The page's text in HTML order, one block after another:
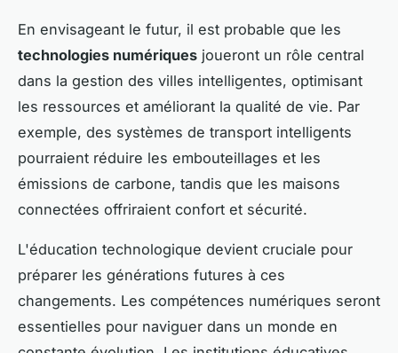
En envisageant le futur, il est probable que les
technologies numériques joueront un rôle central
dans la gestion des villes intelligentes, optimisant
les ressources et améliorant la qualité de vie. Par
exemple, des systèmes de transport intelligents
pourraient réduire les embouteillages et les
émissions de carbone, tandis que les maisons
connectées offriraient confort et sécurité.
L'éducation technologique devient cruciale pour
préparer les générations futures à ces
changements. Les compétences numériques seront
essentielles pour naviguer dans un monde en